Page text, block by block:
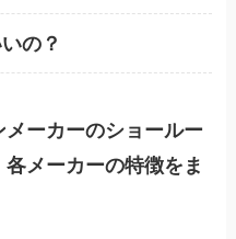
の？
メーカーのショールー
メーカーの特徴をま